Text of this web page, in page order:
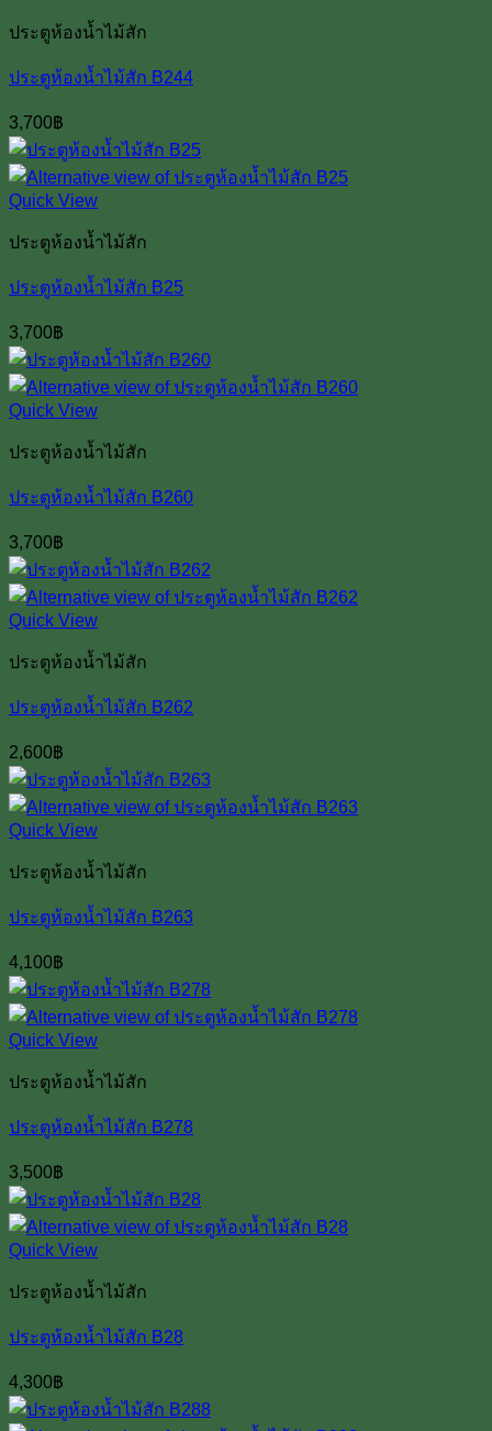
ประตูห้องน้ำไม้สัก
ประตูห้องน้ำไม้สัก B244
3,700฿
Quick View
ประตูห้องน้ำไม้สัก
ประตูห้องน้ำไม้สัก B25
3,700฿
Quick View
ประตูห้องน้ำไม้สัก
ประตูห้องน้ำไม้สัก B260
3,700฿
Quick View
ประตูห้องน้ำไม้สัก
ประตูห้องน้ำไม้สัก B262
2,600฿
Quick View
ประตูห้องน้ำไม้สัก
ประตูห้องน้ำไม้สัก B263
4,100฿
Quick View
ประตูห้องน้ำไม้สัก
ประตูห้องน้ำไม้สัก B278
3,500฿
Quick View
ประตูห้องน้ำไม้สัก
ประตูห้องน้ำไม้สัก B28
4,300฿